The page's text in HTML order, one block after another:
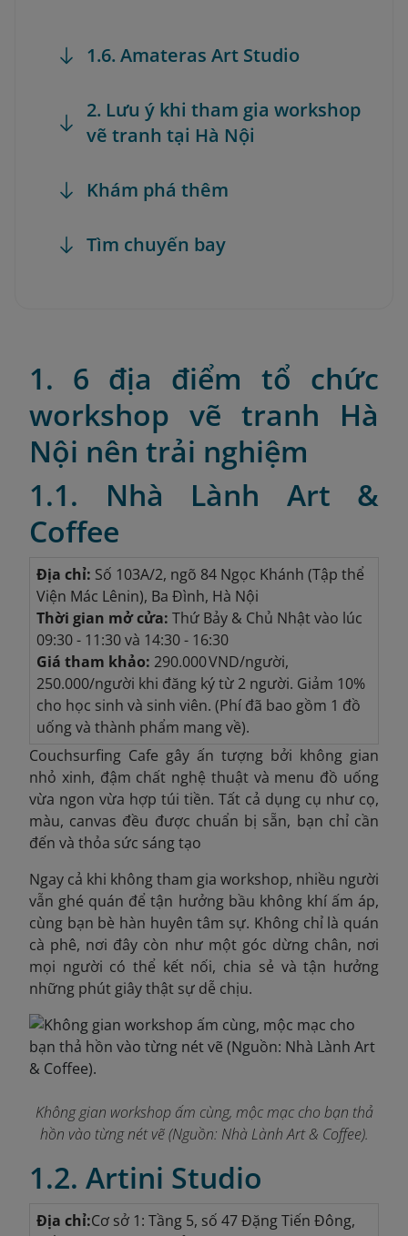
1.6. Amateras Art Studio
2. Lưu ý khi tham gia workshop
vẽ tranh tại Hà Nội
Khám phá thêm
Tìm chuyến bay
1. 6 địa điểm tổ chức
workshop vẽ tranh Hà
Nội nên trải nghiệm
1.1. Nhà Lành Art &
Coffee
Địa chỉ: Số 103A/2, ngõ 84 Ngọc Khánh (Tập thể
Viện Mác Lênin), Ba Đình, Hà Nội
Thời gian mở cửa: Thứ Bảy & Chủ Nhật vào lúc
09:30 - 11:30 và 14:30 - 16:30
Giá tham khảo: 290.000 VND/người,
250.000/người khi đăng ký từ 2 người. Giảm 10%
cho học sinh và sinh viên. (Phí đã bao gồm 1 đồ
uống và thành phẩm mang về).
Couchsurfing Cafe gây ấn tượng bởi không gian
nhỏ xinh, đậm chất nghệ thuật và menu đồ uống
vừa ngon vừa hợp túi tiền. Tất cả dụng cụ như cọ,
màu, canvas đều được chuẩn bị sẵn, bạn chỉ cần
đến và thỏa sức sáng tạo
Ngay cả khi không tham gia workshop, nhiều người
vẫn ghé quán để tận hưởng bầu không khí ấm áp,
cùng bạn bè hàn huyên tâm sự. Không chỉ là quán
cà phê, nơi đây còn như một góc dừng chân, nơi
mọi người có thể kết nối, chia sẻ và tận hưởng
những phút giây thật sự dễ chịu.
Không gian workshop ấm cùng, mộc mạc cho bạn thả
hồn vào từng nét vẽ (Nguồn: Nhà Lành Art & Coffee).
1.2. Artini Studio
Địa chỉ:Cơ sở 1: Tầng 5, số 47 Đặng Tiến Đông,